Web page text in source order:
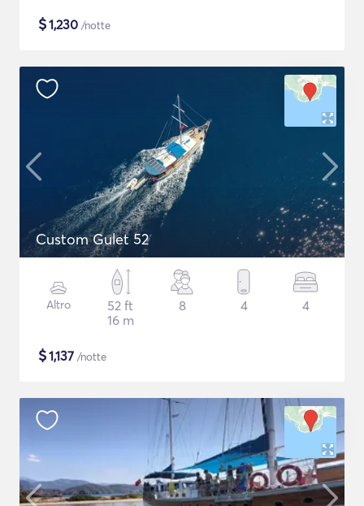
$1,230 /notte
Custom Gulet 52
Altro
52 ft
16 m
8 4 4
$1,137 /notte